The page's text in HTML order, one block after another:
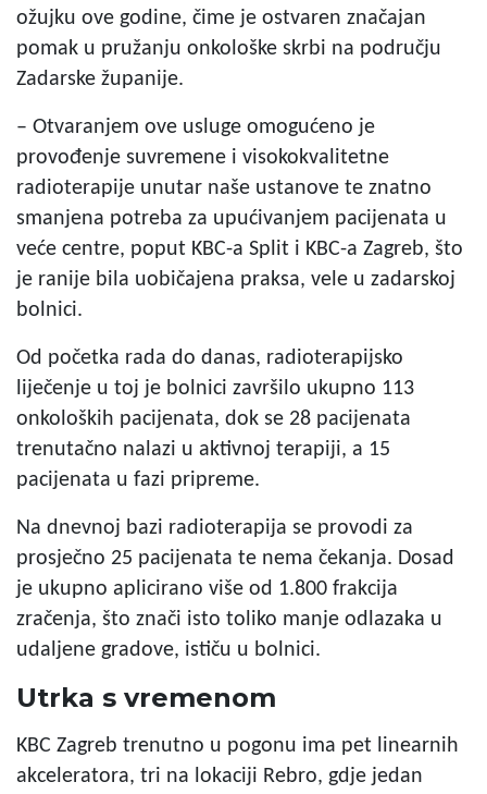
ožujku ove godine, čime je ostvaren značajan
pomak u pružanju onkološke skrbi na području
Zadarske županije.
– Otvaranjem ove usluge omogućeno je
provođenje suvremene i visokokvalitetne
radioterapije unutar naše ustanove te znatno
smanjena potreba za upućivanjem pacijenata u
veće centre, poput KBC-a Split i KBC-a Zagreb, što
je ranije bila uobičajena praksa, vele u zadarskoj
bolnici.
Od početka rada do danas, radioterapijsko
liječenje u toj je bolnici završilo ukupno 113
onkoloških pacijenata, dok se 28 pacijenata
trenutačno nalazi u aktivnoj terapiji, a 15
pacijenata u fazi pripreme.
Na dnevnoj bazi radioterapija se provodi za
prosječno 25 pacijenata te nema čekanja. Dosad
je ukupno aplicirano više od 1.800 frakcija
zračenja, što znači isto toliko manje odlazaka u
udaljene gradove, ističu u bolnici.
Utrka s vremenom
KBC Zagreb trenutno u pogonu ima pet linearnih
akceleratora, tri na lokaciji Rebro, gdje jedan